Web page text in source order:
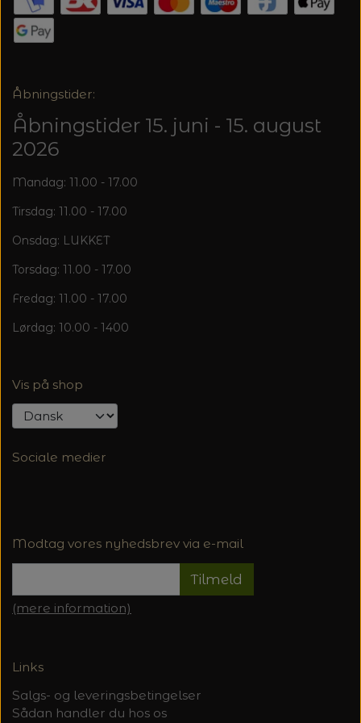
Åbningstider:
Åbningstider 15. juni - 15. august
2026
Mandag: 11.00 - 17.00
Tirsdag: 11.00 - 17.00
Onsdag: LUKKET
Torsdag: 11.00 - 17.00
Fredag: 11.00 - 17.00
Lørdag: 10.00 - 1400
Vis på shop
Sociale medier
Modtag vores nyhedsbrev via e-mail
Tilmeld
(mere information)
Links
Salgs- og leveringsbetingelser
Sådan handler du hos os